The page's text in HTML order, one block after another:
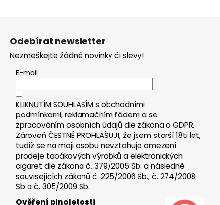
a
í
t
?
HLEDAT
D
o
p
o
Odebírat newsletter
Nezmeškejte žádné novinky či slevy!
E-mail
KLIKNUTÍM SOUHLASÍM s obchodními
podmínkami,reklamačním řádem a se
zpracováním osobních údajů dle zákona oGDPR.
Zároveň ČESTNĚ PROHLAŠUJI, že jsem starší 18ti let,
tudíž se na moji osobu nevztahuje omezení
prodeje tabákových výrobků a elektronických
cigaret dle zákona č. 379/2005 Sb. a následně
souvisejících zákonů č. 225/2006 Sb., č. 274/2008
Sb a č. 305/2009 Sb.
Ověření plnoletosti